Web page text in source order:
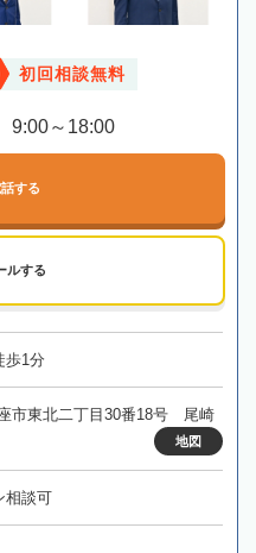
初回相談無料
9:00～18:00
する
ルする
歩1分
市東北二丁目30番18号 尾崎
地図
相談可